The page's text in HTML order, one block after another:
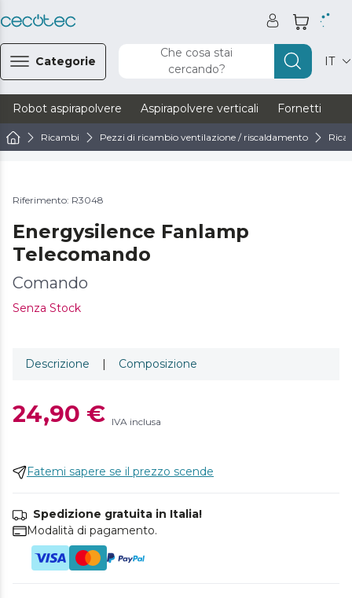
Categorie
Che cosa stai
cercando?
IT
Robot aspirapolvere Aspirapolvere verticali Fornetti
Ricambi Pezzi di ricambio ventilazione / riscaldamento
Riferimento: R3048
Energysilence Fanlamp
Telecomando
Comando
Senza Stock
Descrizione | Composizione
24,90 € IVA inclusa
Fatemi sapere se il prezzo scende
Spedizione gratuita in Italia!
Modalità di pagamento.